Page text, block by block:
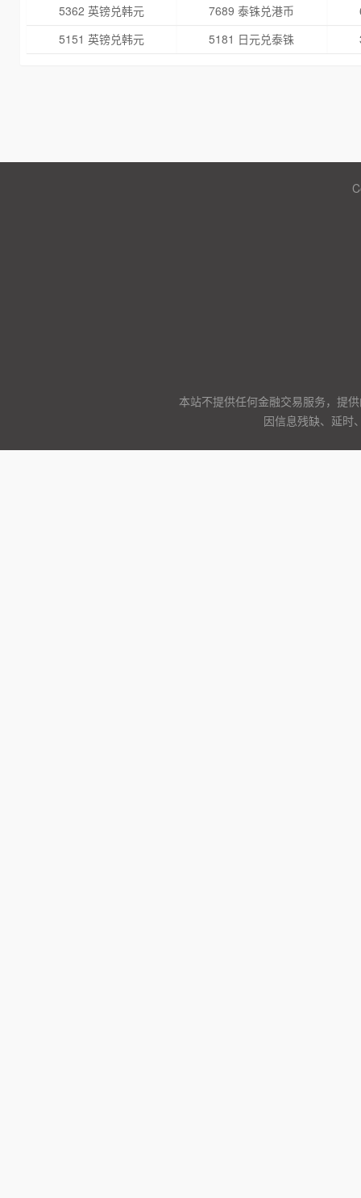
5362 英镑兑韩元
7689 泰铢兑港币
5151 英镑兑韩元
5181 日元兑泰铢
本站不提供任何金融交易服务，提
因信息残缺、延时